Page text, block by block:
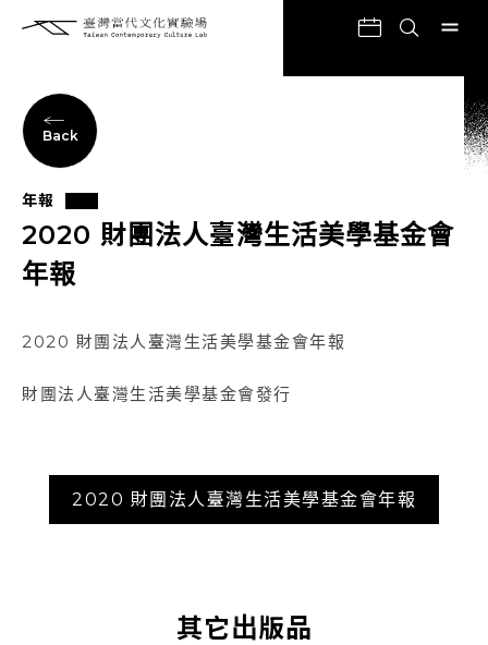
Back
年報
2020 財團法人臺灣生活美學基金會
年報
2020 財團法人臺灣生活美學基金會年報
財團法人臺灣生活美學基金會發行
2020 財團法人臺灣生活美學基金會年報
其它出版品